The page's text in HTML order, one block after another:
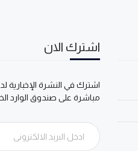
اشترك الان
اشترك في النشرة الإخبارية
مباشرة على صندوق الوارد